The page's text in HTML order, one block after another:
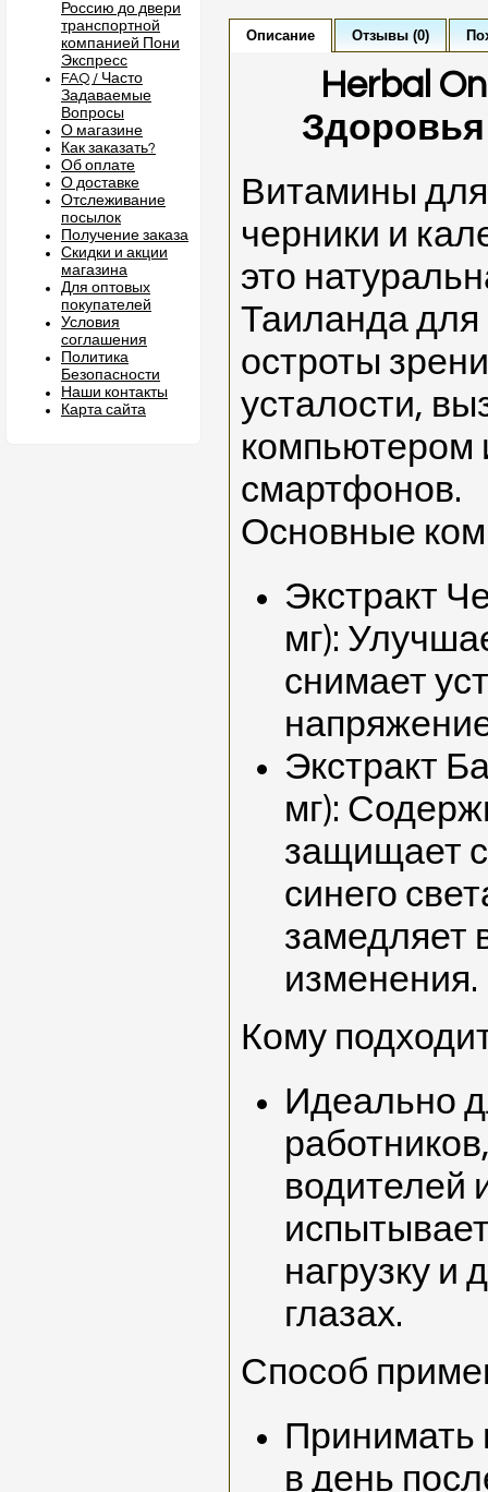
Россию до двери
транспортной
компанией Пони
Экспресс
FAQ / Часто
Задаваемые
Вопросы
О магазине
Как заказать?
Об оплате
О доставке
Отслеживание
посылок
Получение заказа
Скидки и акции
магазина
Для оптовых
покупателей
Условия
соглашения
Политика
Безопасности
Наши контакты
Карта сайта
Описание Отзывы (0)
Herbal
Здоровья
Витамины
черники и
это
Таиланда
остроты
усталости,
компьютером
смартфонов.
Основные
Экстракт
мг):
снимает
Экстракт
мг):
защищает
синего
замедляет
изменения.
Кому
Идеально
водителей
нагрузку и
глазах.
Способ
Принимать
в день